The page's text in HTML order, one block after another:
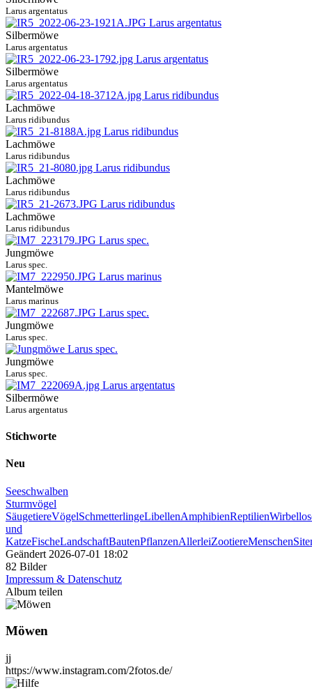
Larus argentatus
Silbermöwe
Larus argentatus
Silbermöwe
Larus argentatus
Lachmöwe
Larus ridibundus
Lachmöwe
Larus ridibundus
Lachmöwe
Larus ridibundus
Lachmöwe
Larus ridibundus
Jungmöwe
Larus spec.
Mantelmöwe
Larus marinus
Jungmöwe
Larus spec.
Jungmöwe
Larus spec.
Silbermöwe
Larus argentatus
Stichworte
Neu
Seeschwalben
Sturmvögel
SäugetiereVögelSchmetterlingeLibellenAmphibienReptilien
und
KatzeFischeLandschaftBautenPflanzenAllerleiZootiereMenschen
Geändert 2026-07-01 18:02
82 Bilder
Impressum & Datenschutz
Album teilen
Möwen
jj
https://www.instagram.com/2fotos.de/